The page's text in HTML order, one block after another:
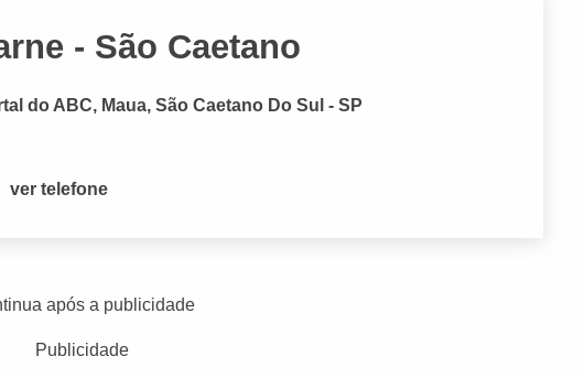
- São Caetano
do ABC, Maua, São Caetano Do Sul - SP
ver telefone
após a publicidade
Publicidade